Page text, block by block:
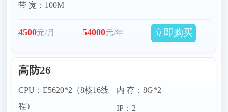
带 宽：100M
4500元/月 54000元/年 立即购买
高防26
CPU：E5620*2（8核16线
程）
内 存：8G*2
IP：2